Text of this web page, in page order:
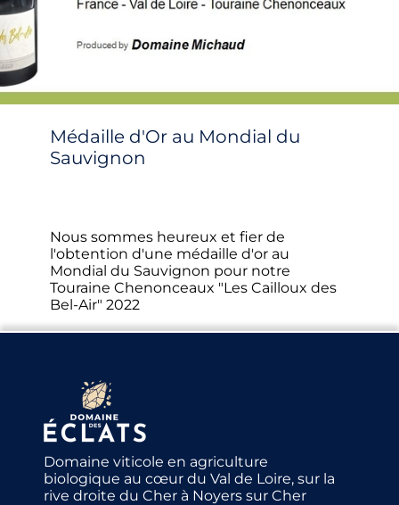
Médaille d'Or au Mondial du
Sauvignon
Nous sommes heureux et fier de
l'obtention d'une médaille d'or au
Mondial du Sauvignon pour notre
Touraine Chenonceaux "Les Cailloux des
Bel-Air" 2022
Domaine viticole en agriculture
biologique au cœur du Val de Loire, sur la
rive droite du Cher à Noyers sur Cher